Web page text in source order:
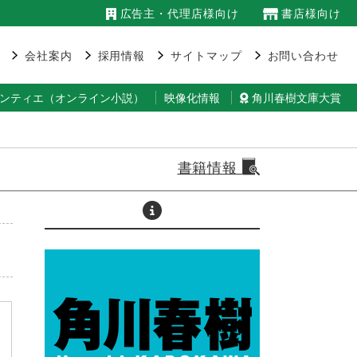
広告主・代理店様向け 書店様向け
会社案内 採用情報 サイトマップ お問い合わせ
ティエ（オンライン小説） 映像化情報 角川春樹文庫大賞
書籍情報